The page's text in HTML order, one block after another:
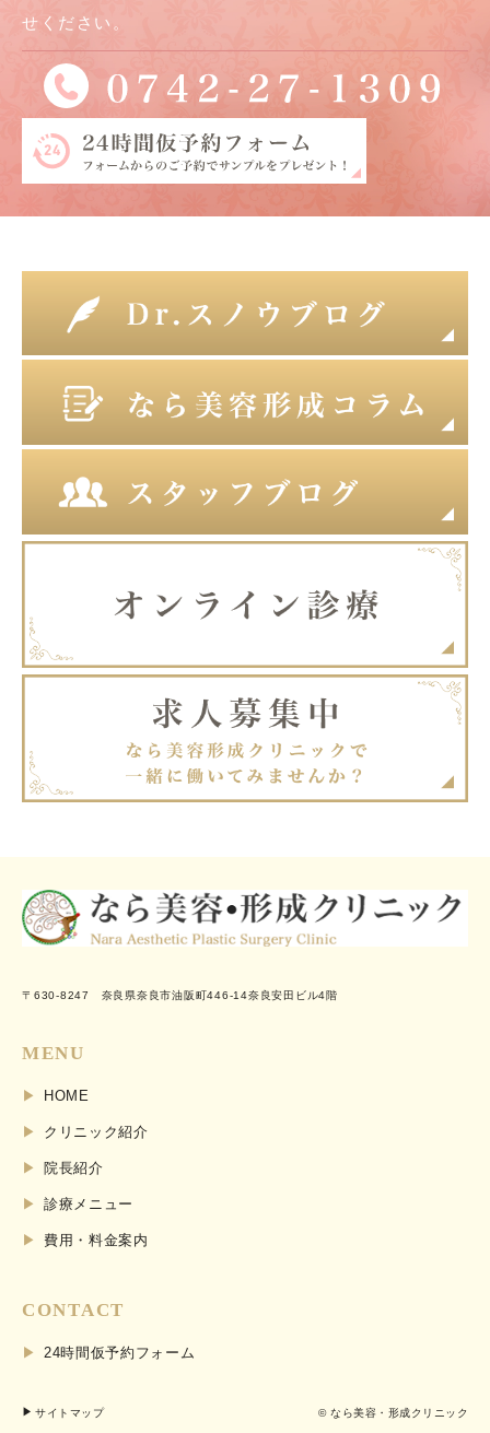
せください。
〒630-8247 奈良県奈良市油阪町446-14奈良安田ビル4階
MENU
HOME
クリニック紹介
院長紹介
診療メニュー
費用・料金案内
CONTACT
24時間仮予約フォーム
サイトマップ © なら美容・形成クリニック